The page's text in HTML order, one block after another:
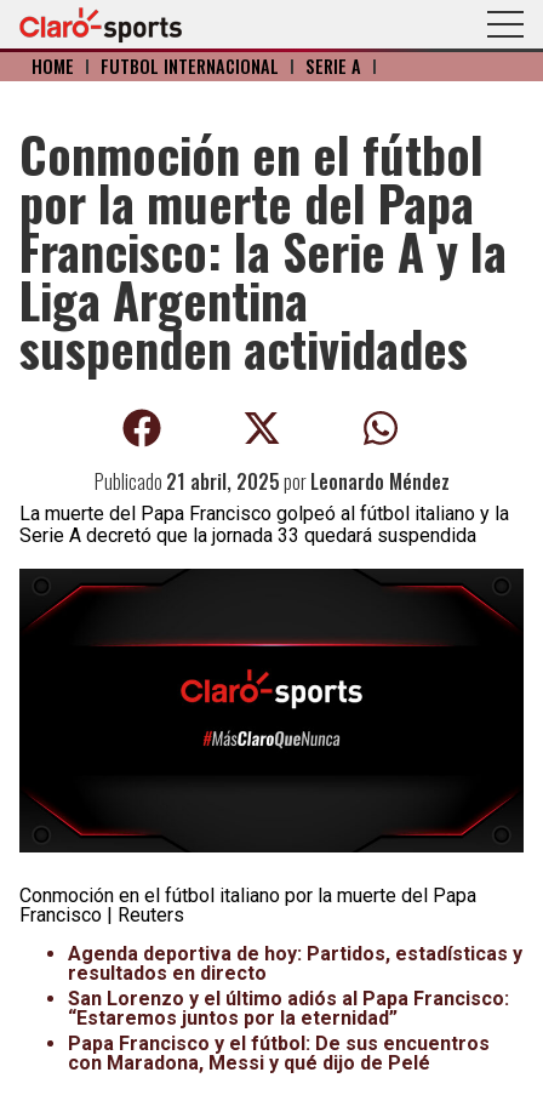
HOME I FÚTBOL INTERNACIONAL I SERIE A I
Conmoción en el fútbol
por la muerte del Papa
Francisco: la Serie A y la
Liga Argentina
suspenden actividades
Publicado 21 abril, 2025porLeonardo Méndez
La muerte del Papa Francisco golpeó al fútbol italiano y la
Serie A decretó que la jornada 33 quedará suspendida
Conmoción en el fútbol italiano por la muerte del Papa
Francisco | Reuters
Agenda deportiva de hoy: Partidos, estadísticas y
resultados en directo
San Lorenzo y el último adiós al Papa Francisco:
“Estaremos juntos por la eternidad”
Papa Francisco y el fútbol: De sus encuentros
con Maradona, Messi y qué dijo de Pelé